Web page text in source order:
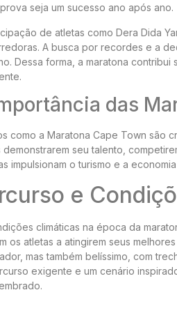
seja um sucesso ano após ano.
de atletas como Dera Dida
A busca por recordes e a
Dessa forma, a maratona
das
como a Maratona Cape Town são
demonstrarem seu talento,
impulsionam o turismo e a
e
climáticas na época da
os atletas a atingirem seus
mas também belíssimo, com
exigente e um cenário